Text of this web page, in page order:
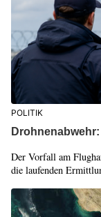
POLITIK
Der Vorfall am
die laufenden